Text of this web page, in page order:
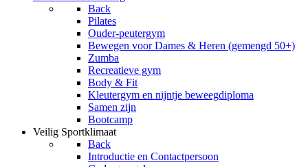
Back
Pilates
Ouder-peutergym
Bewegen voor Dames & Heren (gemengd 50+)
Zumba
Recreatieve gym
Body & Fit
Kleutergym en nijntje beweegdiploma
Samen zijn
Bootcamp
Veilig Sportklimaat
Back
Introductie en Contactpersoon